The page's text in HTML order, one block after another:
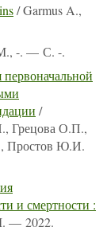
/ Garmus A.,
М., -. — С. -.
/
Грецова О.П.,
Простов Ю.И.
и смертности :
— 2022.